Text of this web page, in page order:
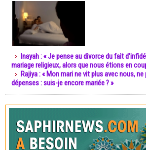
Inayah : « Je pense au divorce du fait
mariage religieux, alors que nous étions en
Rajiya : « Mon mari ne vit plus avec nous,
dépenses : suis-je encore mariée ? »